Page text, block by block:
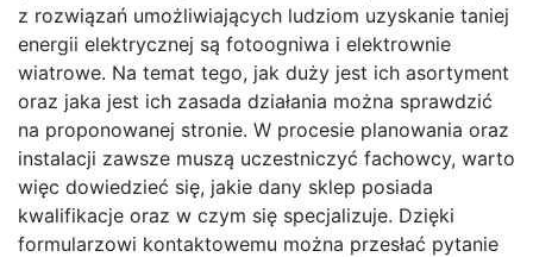
z rozwiązań umożliwiających ludziom uzyskanie taniej
energii elektrycznej są fotoogniwa i elektrownie
wiatrowe. Na temat tego, jak duży jest ich asortyment
oraz jaka jest ich zasada działania można sprawdzić
na proponowanej stronie. W procesie planowania oraz
instalacji zawsze muszą uczestniczyć fachowcy, warto
więc dowiedzieć się, jakie dany sklep posiada
kwalifikacje oraz w czym się specjalizuje. Dzięki
formularzowi kontaktowemu można przesłać pytanie